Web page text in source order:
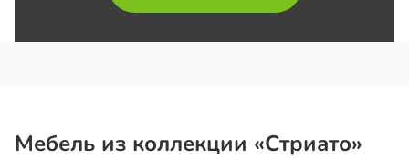
Мебель из коллекции «Стриато»